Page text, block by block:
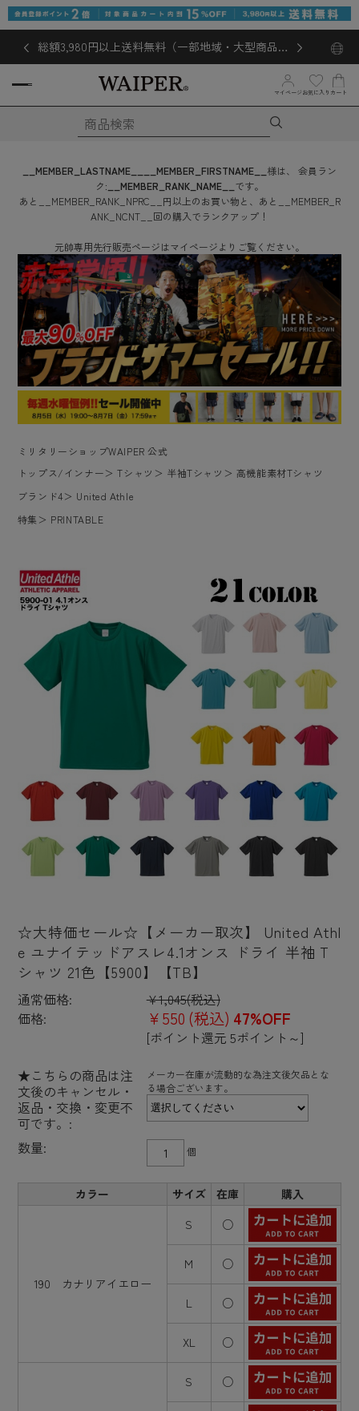
総額3,980円以上送料無料（一部地域・大型商品対
マイページ お気に入り カート
__MEMBER_LASTNAME__ __MEMBER_FIRSTNAME__ 様は、
会員ラン
ク: __MEMBER_RANK_NAME__ です。
あと
__MEMBER_RANK_NPRC__ 円以上のお買い物と、あと
__MEMBER_R
ANK_NCNT__ 回の購入でランクアップ！
元帥専用先行販売ページはマイページよりご覧ください。
ミリタリーショップWAIPER 公式
トップス/インナー＞Tシャツ ＞ 半袖Tシャツ ＞ 高機能素材Tシャツ
ブランド4＞ United Athle
特集 ＞ PRINTABLE
☆大特価セール☆【メーカー取次】 United Athl
e ユナイテッドアスレ4.1オンス ドライ 半袖 T
シャツ 21色【5900】【TB】
通常価格: ¥1,045(税込)
価格:
¥550 (税込) 47%OFF
[ポイント還元 5ポイント～]
★こちらの商品は注
文後のキャンセル・
返品・交換・変更不
可です。:
メーカー在庫が流動的な為注文後欠品とな
る場合ございます。
数量: 個
カラー サイズ 在庫 購入
190 カナリアイエロー
S ○
M ○
L ○
XL ○
S ○